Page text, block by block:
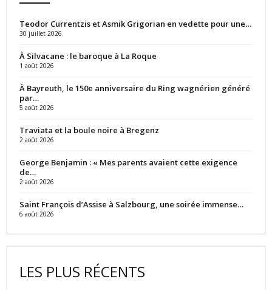
Teodor Currentzis et Asmik Grigorian en vedette pour une…
30 juillet 2026
À Silvacane : le baroque à La Roque
1 août 2026
À Bayreuth, le 150e anniversaire du Ring wagnérien généré
par…
5 août 2026
Traviata et la boule noire à Bregenz
2 août 2026
George Benjamin : « Mes parents avaient cette exigence
de…
2 août 2026
Saint François d’Assise à Salzbourg, une soirée immense…
6 août 2026
LES PLUS RÉCENTS